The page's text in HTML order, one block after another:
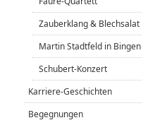
Zauberklang & Blechsalat
Martin Stadtfeld in Bingen
Schubert-Konzert
Karriere-Geschichten
Begegnungen